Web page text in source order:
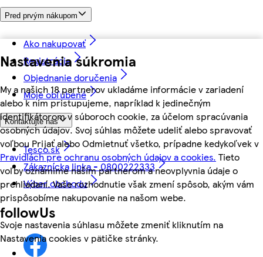
Nastavenia súkromia
My a našich 18 partnerov ukladáme informácie v zariadení
alebo k nim pristupujeme, napríklad k jedinečným
identifikátorom v súboroch cookie, za účelom spracúvania
osobných údajov. Svoj súhlas môžete udeliť alebo spravovať
voľbou Prijať alebo Odmietnuť všetko, prípadne kedykoľvek v
Pravidlách pre ochranu osobných údajov a cookies. Tieto
voľby oznámime našim partnerom a neovplyvnia údaje o
prehliadaní. Vaše rozhodnutie však zmení spôsob, akým vám
prispôsobíme nakupovanie na našom webe.
Svoje nastavenia súhlasu môžete zmeniť kliknutím na
Nastavenia cookies v pätičke stránky.
Pred prvým nákupom
Ako nakupovať
Registrácia
Objednanie doručenia
Moje obľúbené
Kontaktujte nás
Tesco.sk
Zákaznícka linka - 0800222333
Výber obchodu
followUs